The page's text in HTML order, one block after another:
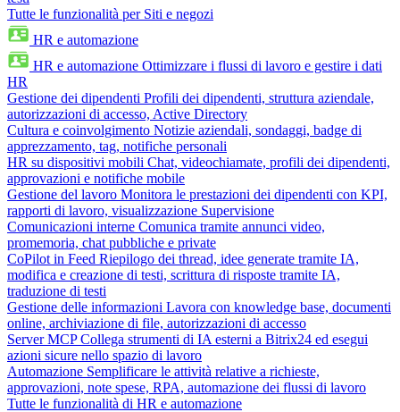
Tutte le funzionalità per Siti e negozi
HR e automazione
HR e automazione Ottimizzare i flussi di lavoro e gestire i dati
HR
Gestione dei dipendenti Profili dei dipendenti, struttura aziendale,
autorizzazioni di accesso, Active Directory
Cultura e coinvolgimento Notizie aziendali, sondaggi, badge di
apprezzamento, tag, notifiche personali
HR su dispositivi mobili Chat, videochiamate, profili dei dipendenti,
approvazioni e notifiche mobile
Gestione del lavoro Monitora le prestazioni dei dipendenti con KPI,
rapporti di lavoro, visualizzazione Supervisione
Comunicazioni interne Comunica tramite annunci video,
promemoria, chat pubbliche e private
CoPilot in Feed Riepilogo dei thread, idee generate tramite IA,
modifica e creazione di testi, scrittura di risposte tramite IA,
traduzione di testi
Gestione delle informazioni Lavora con knowledge base, documenti
online, archiviazione di file, autorizzazioni di accesso
Server MCP Collega strumenti di IA esterni a Bitrix24 ed esegui
azioni sicure nello spazio di lavoro
Automazione Semplificare le attività relative a richieste,
approvazioni, note spese, RPA, automazione dei flussi di lavoro
Tutte le funzionalità di HR e automazione